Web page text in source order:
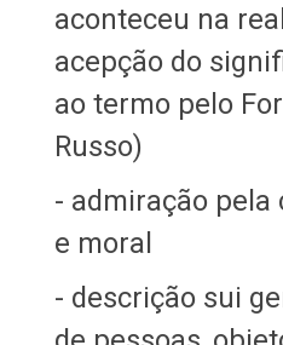
aconteceu na
acepção do
ao termo pelo
Russo)
- admiração pela
e moral
- descrição sui